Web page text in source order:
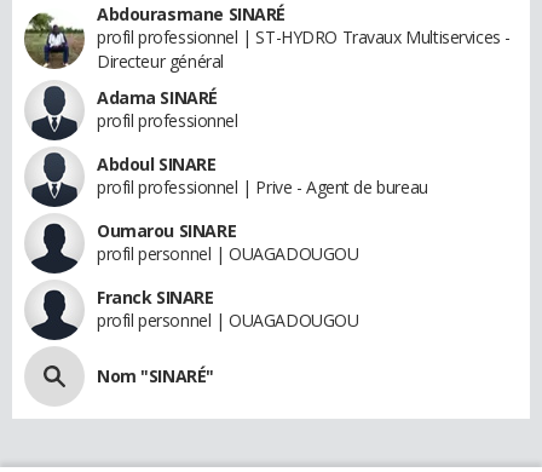
Abdourasmane SINARÉ
profil professionnel | ST-HYDRO Travaux Multiservices -
Directeur général
Adama SINARÉ
profil professionnel
Abdoul SINARE
profil professionnel | Prive - Agent de bureau
Oumarou SINARE
profil personnel | OUAGADOUGOU
Franck SINARE
profil personnel | OUAGADOUGOU
Nom "SINARÉ"